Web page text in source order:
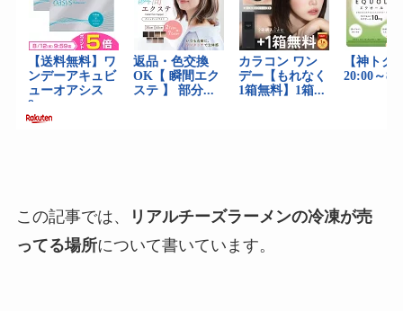
この記事では、
リアルチーズラーメンの冷凍が売
ってる場所について書いています。